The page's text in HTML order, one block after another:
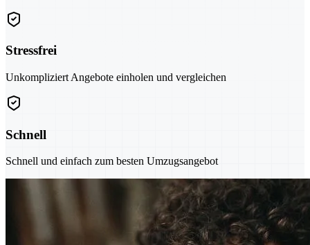
Stressfrei
Unkompliziert Angebote einholen und vergleichen
Schnell
Schnell und einfach zum besten Umzugsangebot